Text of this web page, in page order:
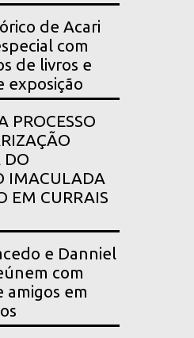
de Acari
com
de livros e
exposição
PROCESSO
DO
IMACULADA
EM CURRAIS
e Danniel
com
amigos em